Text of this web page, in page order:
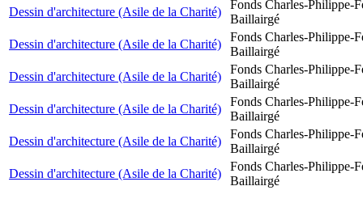
Dessin d'architecture (Asile de la Charité)
Fonds Charles-Philippe-
Baillairgé
Dessin d'architecture (Asile de la Charité)
Fonds Charles-Philippe-
Baillairgé
Dessin d'architecture (Asile de la Charité)
Fonds Charles-Philippe-
Baillairgé
Dessin d'architecture (Asile de la Charité)
Fonds Charles-Philippe-
Baillairgé
Dessin d'architecture (Asile de la Charité)
Fonds Charles-Philippe-
Baillairgé
Dessin d'architecture (Asile de la Charité)
Fonds Charles-Philippe-
Baillairgé